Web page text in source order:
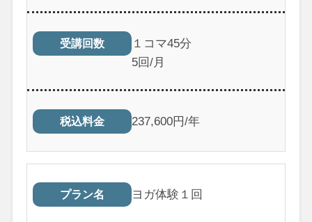
受講回数
１コマ45分
5回/月
税込料金 237,600円/年
プラン名 ヨガ体験１回